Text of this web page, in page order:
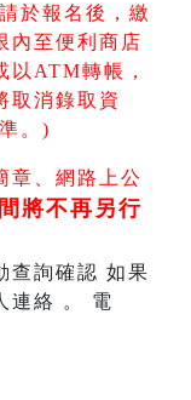
請於報名後，繳
內至便利商店
以ATM轉帳 ，
取消錄取資
。)
章、網路上公
將不再另行
查詢確認 如果
連絡 。 電